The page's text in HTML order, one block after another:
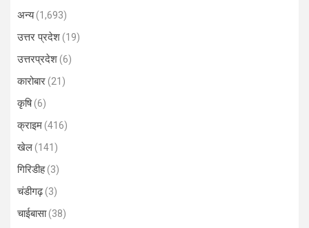
अन्य(1,693)
उत्तर प्रदेश(19)
उत्तरप्रदेश(6)
कारोबार(21)
कृषि(6)
क्राइम(416)
खेल(141)
गिरिडीह(3)
चंडीगढ़(3)
चाईबासा(38)